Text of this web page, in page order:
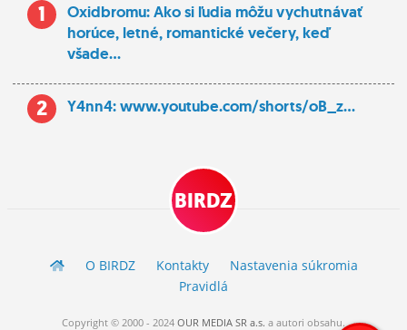
1
Oxidbromu: Ako si ľudia môžu vychutnávať
horúce, letné, romantické večery, keď
všade...
2 Y4nn4: www.youtube.com/shorts/oB_z...
BIRDZ
O BIRDZ Kontakty
Nastavenia súkromia
Pravidlá
Copyright © 2000 - 2024 OUR MEDIA SR a.s. a autori obsahu.